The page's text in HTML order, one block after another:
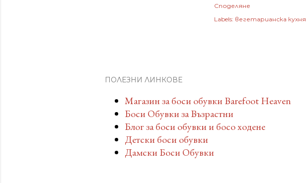
Споделяне
Labels: вегетарианска кухня
ПОЛЕЗНИ ЛИНКОВЕ
Магазин за боси обувки Barefoot Heaven
Боси Обувки за Възрастни
Блог за боси обувки и босо ходене
Детски боси обувки
Дамски Боси Обувки